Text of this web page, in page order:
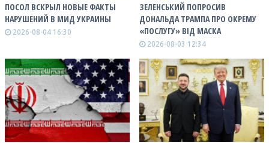
ПОСОЛ ВСКРЫЛ НОВЫЕ ФАКТЫ
НАРУШЕНИЙ В МИД УКРАИНЫ
2026-08-04 16:30
ЗЕЛЕНСЬКИЙ ПОПРОСИВ
ДОНАЛЬДА ТРАМПА ПРО ОКРЕМУ
«ПОСЛУГУ» ВІД МАСКА
2026-08-03 12:34